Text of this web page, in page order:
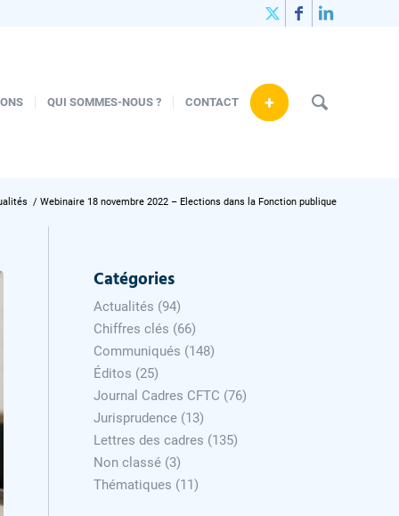
QUI SOMMES-NOUS ? CONTACT +
/ Webinaire 18 novembre 2022 – Elections dans la Fonction publique
Catégories
Actualités (94)
Chiffres clés (66)
Communiqués (148)
Éditos (25)
Journal Cadres CFTC (76)
Jurisprudence (13)
Lettres des cadres (135)
Non classé (3)
Thématiques (11)